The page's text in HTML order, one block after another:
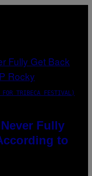
FOR TRIBECA FESTIVAL)
Fully
to